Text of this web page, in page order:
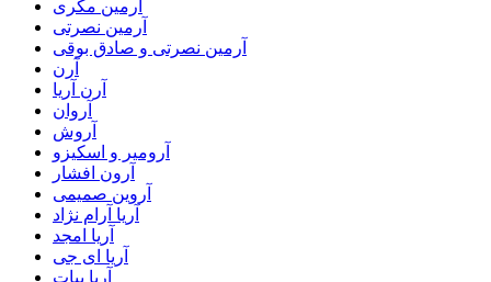
آرمین مکری
آرمین نصرتی
آرمین نصرتی و صادق بوقی
آرن
آرن آریا
آروان
آروش
آرومیر و اسکیزو
آرون افشار
آروین صمیمی
آریا آرام نژاد
آریا امجد
آریا ای جی
آریا بیات